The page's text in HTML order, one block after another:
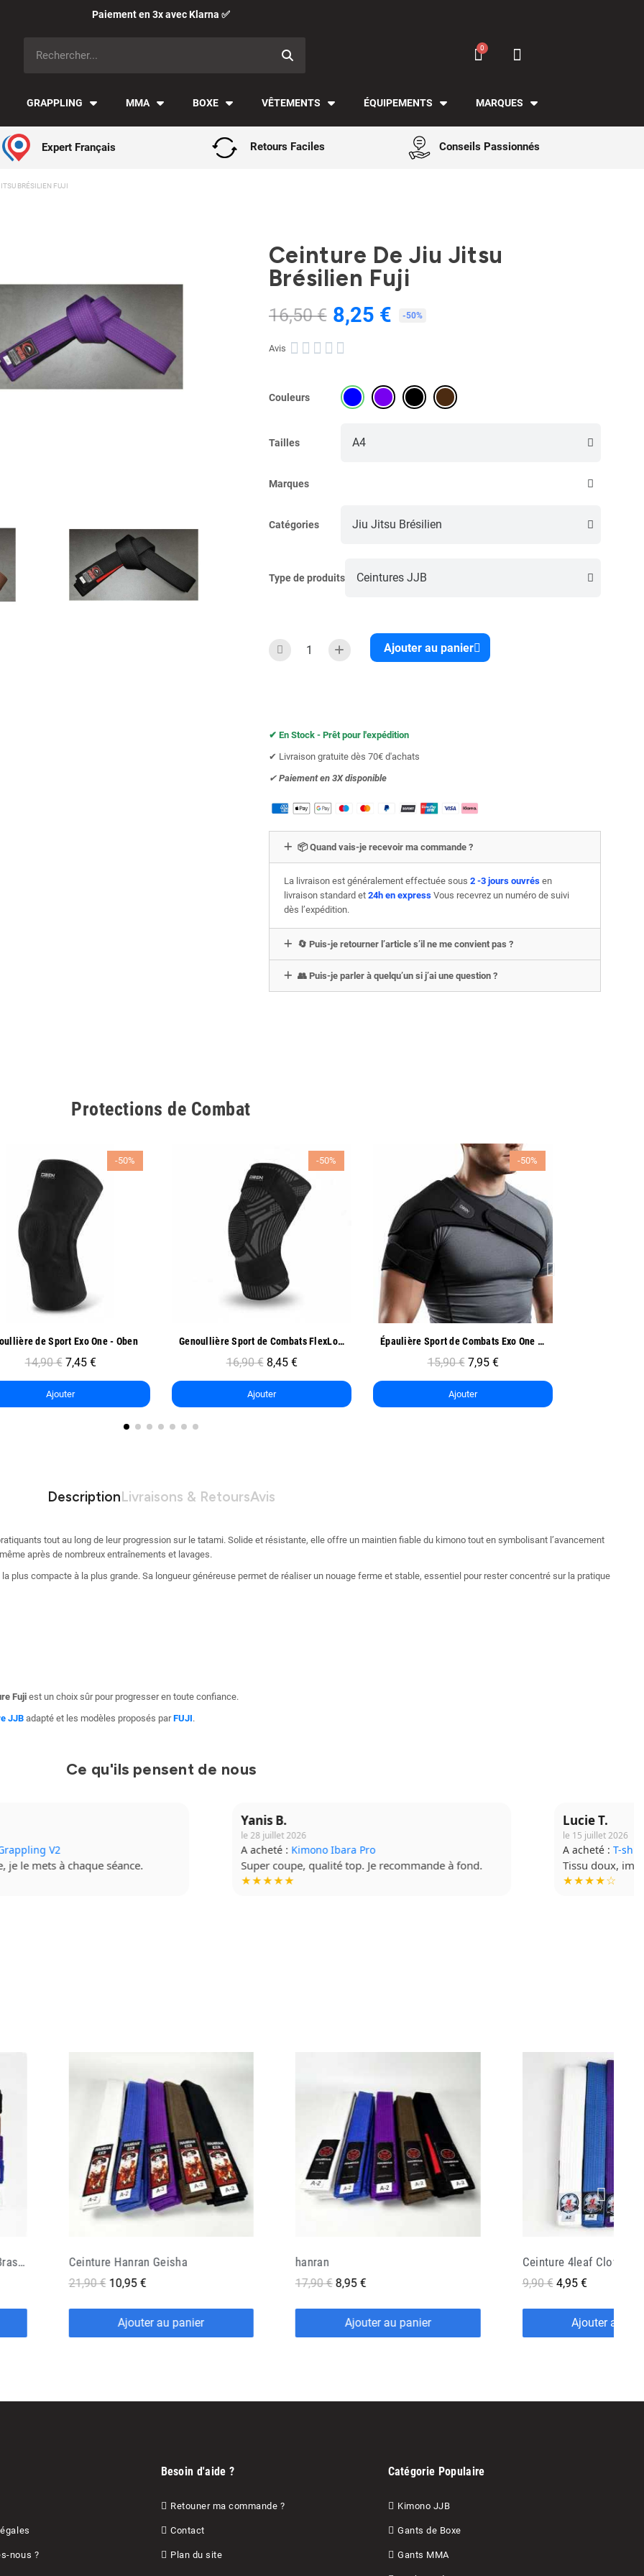
Paiement en 3x avec Klarna ✅
GRAPPLING MMA BOXE VÊTEMENTS ÉQUIPEMENTS MARQUES
Expert Français Retours Faciles Conseils Passionnés
BRÉSILIEN FUJI
Ceinture De Jiu Jitsu
Brésilien Fuji
16,50 € 8,25 € -50%
Avis     
Couleurs
Tailles
Marques
Catégories
Type de produits
Ajouter au panier
✔︎ En Stock - Prêt pour l'expédition
✔︎ Livraison gratuite dès 70€ d'achats
✔︎ Paiement en 3X disponible
📦 Quand vais-je recevoir ma commande ?
La livraison est généralement effectuée sous 2 -3 jours ouvrés en
livraison standard et24h en expressVous recevrez un numéro de suivi
dès l’expédition.
🔄 Puis-je retourner l’article s’il ne me convient pas ?
👥 Puis-je parler à quelqu’un si j’ai une question ?
Protections de Combat
Aperçu rapide
-50%
Genoullière Sport de Combats FlexLock - Oben
16,90 € 8,45 €
Ajouter
Aperçu rapide
-50%
Épaulière Sport de Combats Exo One - Oben
15,90 € 7,95 €
Ajouter
Aperçu rapide
-50%
Coudière de Compression Sport - Oben
9,90 € 4,95 €
Ajouter
DescriptionLivraisons & RetoursAvis
tout au long de leur progression sur le tatami. Solide et résistante, elle offre un maintien fiable du kimono tout en symbolisant l’avancement
après de nombreux entraînements et lavages.
plus compacte à la plus grande. Sa longueur généreuse permet de réaliser un nouage ferme et stable, essentiel pour rester concentré sur la pratique
Fuji est un choix sûr pour progresser en toute confiance.
JJB adapté et les modèles proposés parFUJI.
Ce qu'ils pensent de nous
A acheté :
Super coupe, qualité top. Je recommande à fond.
A acheté :
Tissu doux, impression de qualité. Très contente !
hanran
17,90 € 8,95 €
Ajouter au panier
Ceinture 4leaf Clover Company
9,90 € 4,95 €
Ajouter au panier
Tatami Fightwear
6,90 € 3,45 €
Ajouter au
nous ?
Besoin d'aide ?
Retouner ma commande ?
Contact
Plan du site
Catégorie Populaire
Kimono JJB
Gants de Boxe
Gants MMA